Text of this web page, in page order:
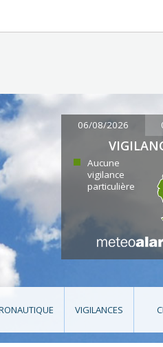
06/08/2026
Aucune
vigilance
particulière
VIGILANCES